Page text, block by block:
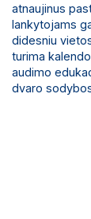
atnaujinus
lankytojams
didesniu
turima
audimo
dvaro